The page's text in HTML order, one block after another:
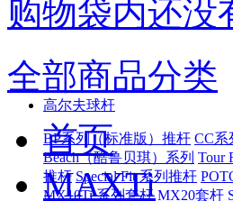
购物袋内还没
全部商品分类
高尔夫球杆
BP系列（标准版）推杆 CC系
Beach（酷鲁贝琪）系列 Tour
推杆 Special Fit 系列推杆
MX10Ti 系列套杆 MX20套杆
首页
MAXTi